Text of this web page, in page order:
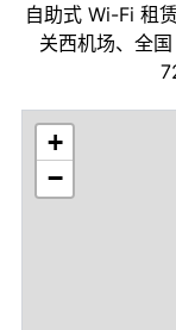
自助式 Wi-Fi 租
关西机场、全
+
−